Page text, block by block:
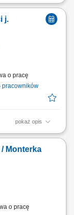
elementów
Kontrola jakości
przy
j.
o pracę
pracowników
pokaż opis
Monterka
o pracę